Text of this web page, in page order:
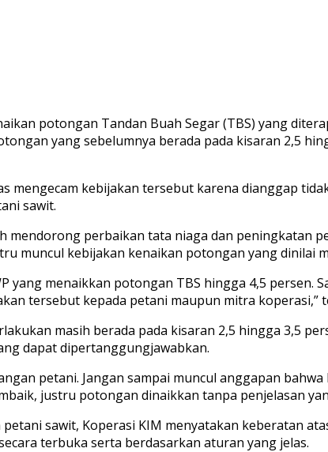
potongan Tandan Buah Segar (TBS) yang
yang sebelumnya berada pada kisaran 2,5
mengecam kebijakan tersebut karena dianggap
sawit.
perbaikan tata niaga dan peningkatan
muncul kebijakan kenaikan potongan yang dinilai
yang menaikkan potongan TBS hingga 4,5
tersebut kepada petani maupun mitra koperasi,”
masih berada pada kisaran 2,5 hingga 3,5
dapat dipertanggungjawabkan.
petani. Jangan sampai muncul anggapan
justru potongan dinaikkan tanpa penjelasan
sawit, Koperasi KIM menyatakan keberatan
terbuka serta berdasarkan aturan yang jelas.